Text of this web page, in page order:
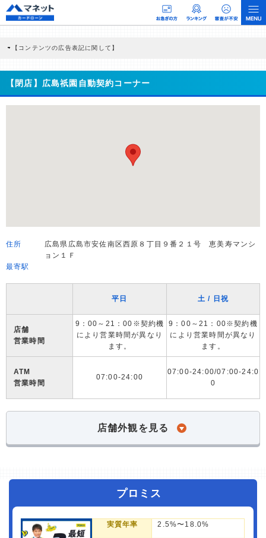
【コンテンツの広告表記に関して】
商品を根拠なくPRするものではなく、当編集部の調査／ユーザーへの口コミ収集な
どに基づき、公平性を担保した情報提供を行っています。
>提携企業一覧
【閉店】広島祇園自動契約コーナー
住所
広島県広島市安佐南区西原８丁目９番２１号 恵美寿マンシ
ョン１Ｆ
最寄駅
平日 土 / 日祝
店舗
営業時間
9：00～21：00※契約機
により営業時間が異なり
ます。
9：00～21：00※契約機
により営業時間が異なり
ます。
ATM
営業時間
07:00-24:00
07:00-24:00/07:00-24:0
0
店舗外観を見る
プロミス
実質年率 2.5%〜18.0%